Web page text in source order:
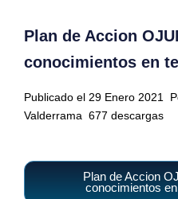
Plan de Accion
conocimientos en
Publicado el 29 Enero 2021
Valderrama 677 descargas
Plan de Accion
conocimientos